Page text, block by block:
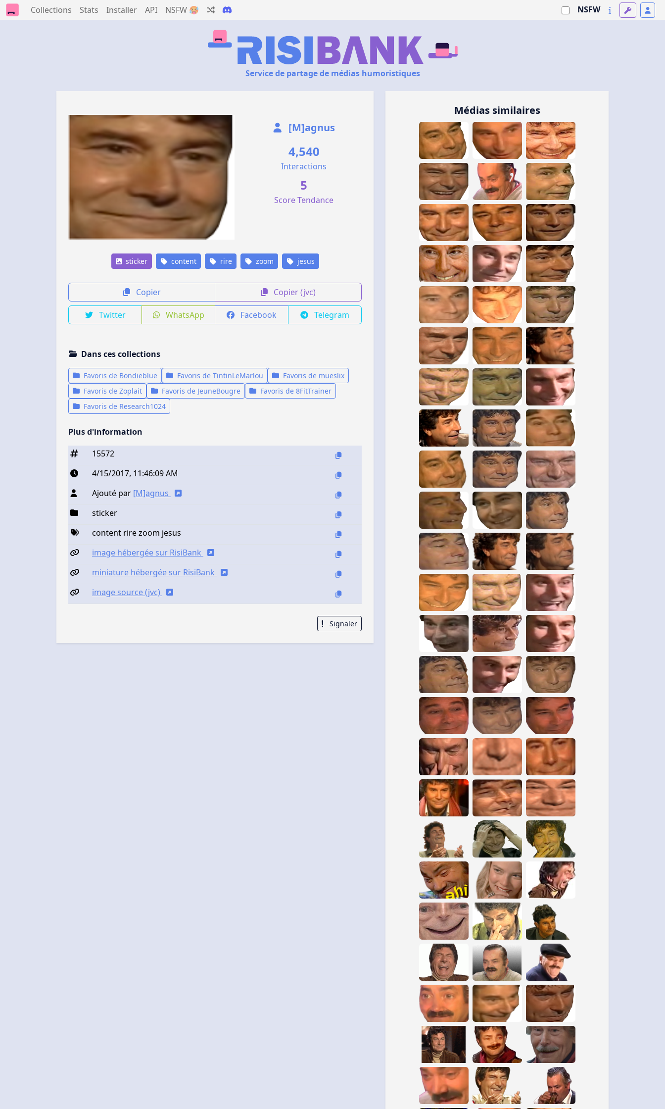
Collections Stats Installer API NSFW 🥵 NSFW
Service de partage de médias humoristiques
[M]agnus
4,540
Interactions
5
Score Tendance
sticker content rire zoom jesus
Copier Copier (jvc)
Twitter WhatsApp Facebook Telegram
Dans ces collections
Favoris de Bondieblue Favoris de TintinLeMarlou
Favoris de mueslix
Favoris de Zoplait
Favoris de JeuneBougre
Favoris de 8FitTrainer
Favoris de Research1024
Plus d'information
15572
4/15/2017, 11:46:09 AM
Ajouté par [M]agnus
sticker
content rire zoom jesus
image hébergée sur RisiBank
miniature hébergée sur RisiBank
image source (jvc)
Signaler
Médias similaires